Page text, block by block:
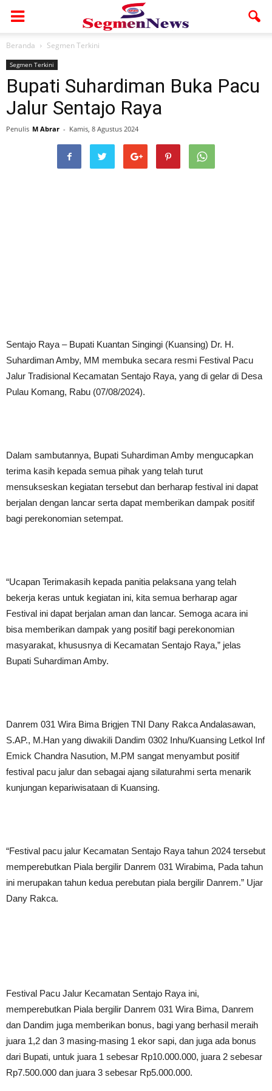
Beranda Segmen Terkini
Segmen Terkini
Bupati Suhardiman Buka Pacu
Jalur Sentajo Raya
Penulis M Abrar - Kamis, 8 Agustus 2024
Sentajo Raya – Bupati Kuantan Singingi (Kuansing) Dr. H.
Suhardiman Amby, MM membuka secara resmi Festival Pacu
Jalur Tradisional Kecamatan Sentajo Raya, yang di gelar di Desa
Pulau Komang, Rabu (07/08/2024).
Dalam sambutannya, Bupati Suhardiman Amby mengucapkan
terima kasih kepada semua pihak yang telah turut
mensukseskan kegiatan tersebut dan berharap festival ini dapat
berjalan dengan lancar serta dapat memberikan dampak positif
bagi perekonomian setempat.
“Ucapan Terimakasih kepada panitia pelaksana yang telah
bekerja keras untuk kegiatan ini, kita semua berharap agar
Festival ini dapat berjalan aman dan lancar. Semoga acara ini
bisa memberikan dampak yang positif bagi perekonomian
masyarakat, khususnya di Kecamatan Sentajo Raya,” jelas
Bupati Suhardiman Amby.
Danrem 031 Wira Bima Brigjen TNI Dany Rakca Andalasawan,
S.AP., M.Han yang diwakili Dandim 0302 Inhu/Kuansing Letkol Inf
Emick Chandra Nasution, M.PM sangat menyambut positif
festival pacu jalur dan sebagai ajang silaturahmi serta menarik
kunjungan kepariwisataan di Kuansing.
“Festival pacu jalur Kecamatan Sentajo Raya tahun 2024 tersebut
memperebutkan Piala bergilir Danrem 031 Wirabima, Pada tahun
ini merupakan tahun kedua perebutan piala bergilir Danrem.” Ujar
Dany Rakca.
Festival Pacu Jalur Kecamatan Sentajo Raya ini,
memperebutkan Piala bergilir Danrem 031 Wira Bima, Danrem
dan Dandim juga memberikan bonus, bagi yang berhasil meraih
juara 1,2 dan 3 masing-masing 1 ekor sapi, dan juga ada bonus
dari Bupati, untuk juara 1 sebesar Rp10.000.000, juara 2 sebesar
Rp7.500.000 dan juara 3 sebesar Rp5.000.000.